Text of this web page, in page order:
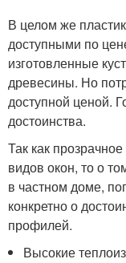
В целом же
доступными по
изготовленные
древесины. Но
доступной ценой.
достоинства.
Так как
видов окон, то о
в частном доме,
конкретно о
профилей.
Высокие